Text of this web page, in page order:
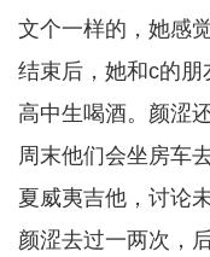
文个一样的，她感
结束后，她和c的
高中生喝酒。颜涩
周末他们会坐房车
夏威夷吉他，讨论
颜涩去过一两次，